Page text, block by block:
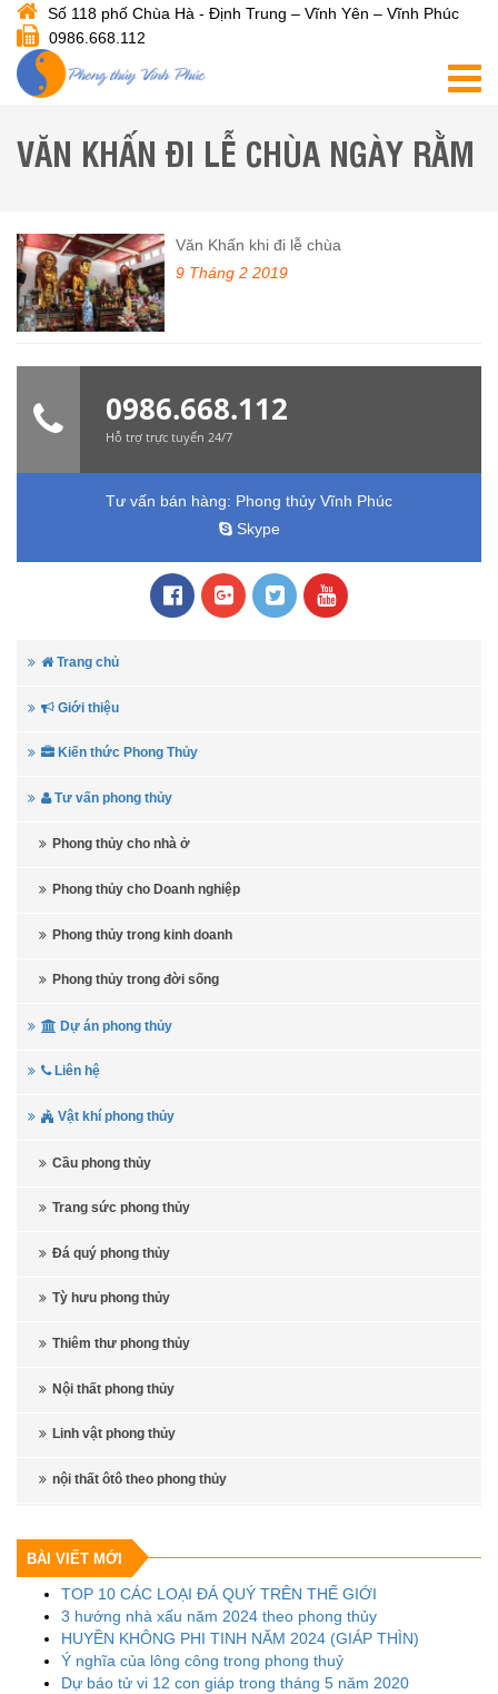
Số 118 phố Chùa Hà - Định Trung – Vĩnh Yên – Vĩnh Phúc
0986.668.112
VĂN KHẤN ĐI LỄ CHÙA NGÀY RẰM
Văn Khấn khi đi lễ chùa
9 Tháng 2 2019
0986.668.112
Hỗ trợ trực tuyến 24/7
Tư vấn bán hàng: Phong thủy Vĩnh Phúc
Skype
Trang chủ
Giới thiệu
Kiến thức Phong Thủy
Tư vấn phong thủy
Phong thủy cho nhà ở
Phong thủy cho Doanh nghiệp
Phong thủy trong kinh doanh
Phong thủy trong đời sống
Dự án phong thủy
Liên hệ
Vật khí phong thủy
Cầu phong thủy
Trang sức phong thủy
Đá quý phong thủy
Tỳ hưu phong thủy
Thiêm thư phong thủy
Nội thất phong thủy
Linh vật phong thủy
nội thất ôtô theo phong thủy
BÀI VIẾT MỚI
TOP 10 CÁC LOẠI ĐÁ QUÝ TRÊN THẾ GIỚI
3 hướng nhà xấu năm 2024 theo phong thủy
HUYỀN KHÔNG PHI TINH NĂM 2024 (GIÁP THÌN)
Ý nghĩa của lông công trong phong thuỷ
Dự báo tử vi 12 con giáp trong tháng 5 năm 2020